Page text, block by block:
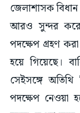
জেলাশাসক বিধান
আরও সুন্দর করে
পদক্ষেপ গ্রহণ
হয়ে গিয়েছে।
সেইসঙ্গে
পদক্ষেপ নেওয়া